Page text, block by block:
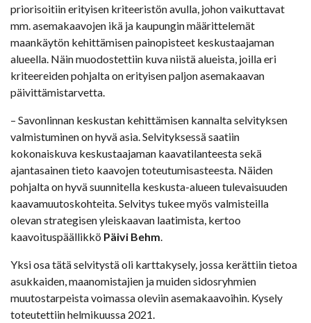
priorisoitiin erityisen kriteeristön avulla, johon vaikuttavat
mm. asemakaavojen ikä ja kaupungin määrittelemät
maankäytön kehittämisen painopisteet keskustaajaman
alueella. Näin muodostettiin kuva niistä alueista, joilla eri
kriteereiden pohjalta on erityisen paljon asemakaavan
päivittämistarvetta.
– Savonlinnan keskustan kehittämisen kannalta selvityksen
valmistuminen on hyvä asia. Selvityksessä saatiin
kokonaiskuva keskustaajaman kaavatilanteesta sekä
ajantasainen tieto kaavojen toteutumisasteesta. Näiden
pohjalta on hyvä suunnitella keskusta-alueen tulevaisuuden
kaavamuutoskohteita. Selvitys tukee myös valmisteilla
olevan strategisen yleiskaavan laatimista, kertoo
kaavoituspäällikkö Päivi Behm.
Yksi osa tätä selvitystä oli karttakysely, jossa kerättiin tietoa
asukkaiden, maanomistajien ja muiden sidosryhmien
muutostarpeista voimassa oleviin asemakaavoihin. Kysely
toteutettiin helmikuussa 2021.